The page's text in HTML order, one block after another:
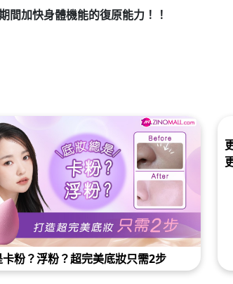
間加快身體機能的復原能力！！
粉？浮粉？超完美底妝只需2步